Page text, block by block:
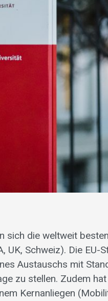
sich die weltweit besten
UK, Schweiz). Die EU-
Austauschs mit
zu stellen. Zudem
Kernanliegen